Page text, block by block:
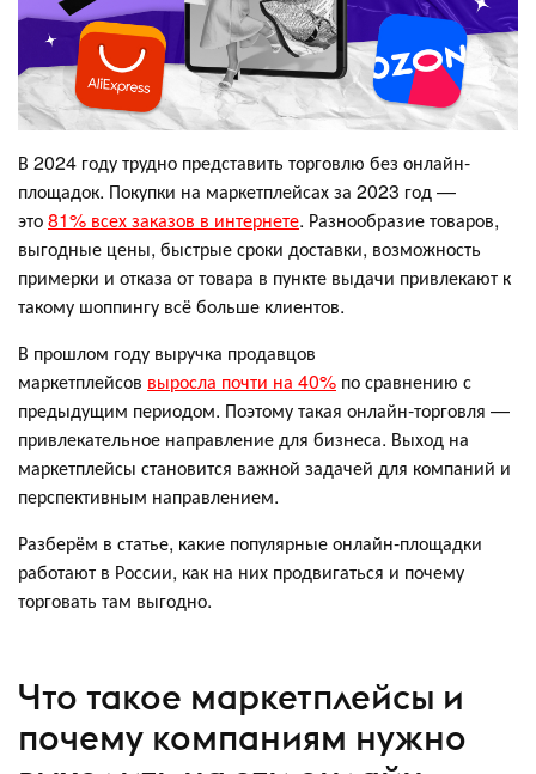
В 2024 году трудно представить торговлю без онлайн-
площадок. Покупки на маркетплейсах за 2023 год —
это81% всех заказов в интернете. Разнообразие товаров,
выгодные цены, быстрые сроки доставки, возможность
примерки и отказа от товара в пункте выдачи привлекают к
такому шоппингу всё больше клиентов.
В прошлом году выручка продавцов
маркетплейсов выросла почти на 40% по сравнению с
предыдущим периодом. Поэтому такая онлайн-торговля —
привлекательное направление для бизнеса. Выход на
маркетплейсы становится важной задачей для компаний и
перспективным направлением.
Разберём в статье, какие популярные онлайн-площадки
работают в России, как на них продвигаться и почему
торговать там выгодно.
Что такое маркетплейсы и
почему компаниям нужно